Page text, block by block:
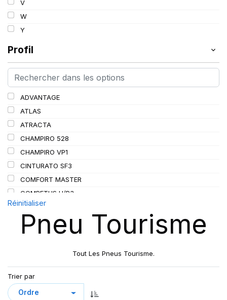
100
101
102
103
104
105
106
107
108
109
110
111
114
V
W
Y
Profil
ADVANTAGE
ATLAS
ATRACTA
CHAMPIRO 528
CHAMPIRO VP1
CINTURATO SF3
COMFORT MASTER
COMPETUS H/P3
CORONA
CROSS WIND
CROSS WIND HP010
DRIVEWAYS
DRIVEWAYS SPORT
Réinitialiser
Pneu Tourisme
Tout Les Pneus Tourisme.
Trier par